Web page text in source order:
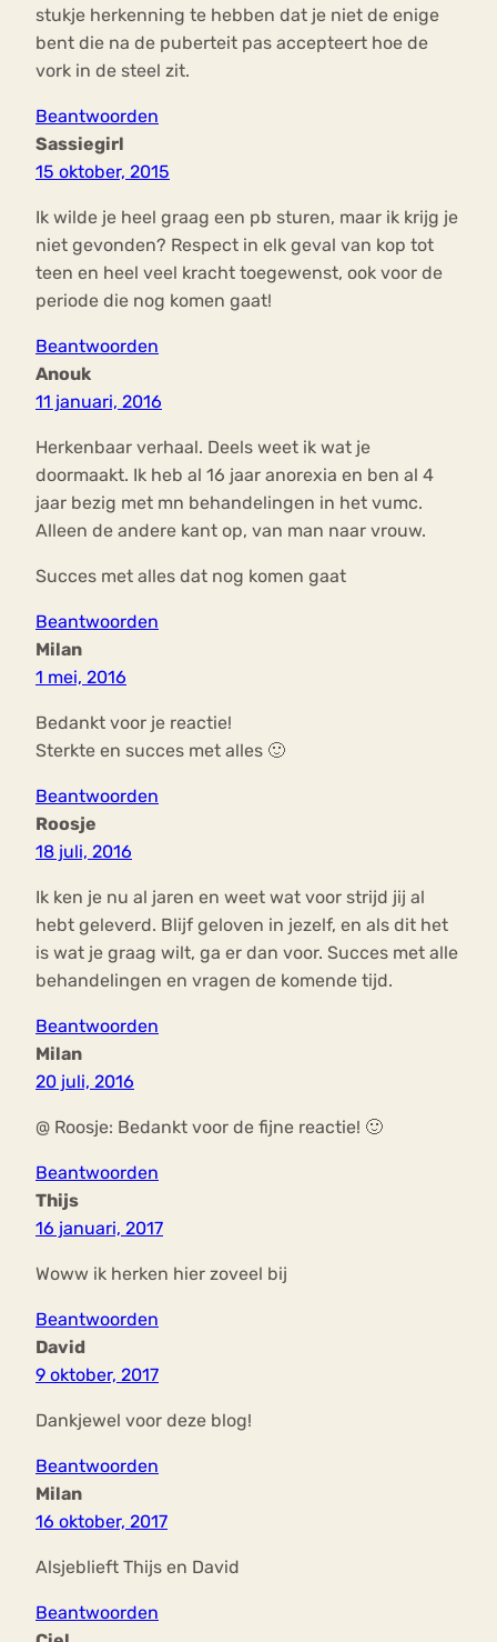
stukje herkenning te hebben dat je niet de enige
bent die na de puberteit pas accepteert hoe de
vork in de steel zit.
Beantwoorden
Sassiegirl
15 oktober, 2015
Ik wilde je heel graag een pb sturen, maar ik krijg je
niet gevonden? Respect in elk geval van kop tot
teen en heel veel kracht toegewenst, ook voor de
periode die nog komen gaat!
Beantwoorden
Anouk
11 januari, 2016
Herkenbaar verhaal. Deels weet ik wat je
doormaakt. Ik heb al 16 jaar anorexia en ben al 4
jaar bezig met mn behandelingen in het vumc.
Alleen de andere kant op, van man naar vrouw.
Succes met alles dat nog komen gaat
Beantwoorden
Milan
1 mei, 2016
Bedankt voor je reactie!
Sterkte en succes met alles 🙂
Beantwoorden
Roosje
18 juli, 2016
Ik ken je nu al jaren en weet wat voor strijd jij al
hebt geleverd. Blijf geloven in jezelf, en als dit het
is wat je graag wilt, ga er dan voor. Succes met alle
behandelingen en vragen de komende tijd.
Beantwoorden
Milan
20 juli, 2016
@ Roosje: Bedankt voor de fijne reactie! 🙂
Beantwoorden
Thijs
16 januari, 2017
Woww ik herken hier zoveel bij
Beantwoorden
David
9 oktober, 2017
Dankjewel voor deze blog!
Beantwoorden
Milan
16 oktober, 2017
Alsjeblieft Thijs en David
Beantwoorden